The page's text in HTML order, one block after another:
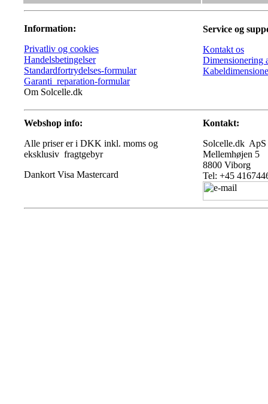
Information:
Privatliv og cookies
Handelsbetingelser
Standardfortrydelses-formular
Garanti_reparation-formular
Om Solcelle.dk
Service og
Kontakt os
Dimensionering
Webshop info:
Alle priser er i DKK inkl. moms og
eksklusiv fragtgebyr
Kontakt:
Solcelle.dk ApS
Mellemhøjen 5
8800 Viborg
Tel: +45